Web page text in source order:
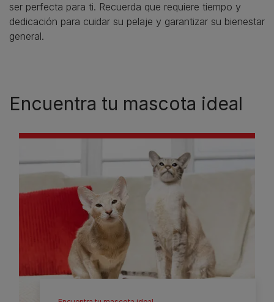
ser perfecta para ti. Recuerda que requiere tiempo y
dedicación para cuidar su pelaje y garantizar su bienestar
general.
Encuentra tu mascota ideal